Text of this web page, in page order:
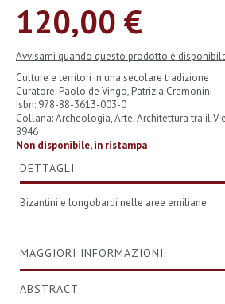
immagini
120,00 €
Avvisami quando questo prodotto è
Culture e territori in una secolare tradizione
Curatore: Paolo de Vingo, Patrizia Cremonini
Isbn: 978-88-3613-003-0
Collana: Archeologia, Arte, Architettura tra il V
8946
Non disponibile, in ristampa
DETTAGLI
Bizantini e longobardi nelle aree emiliane
MAGGIORI INFORMAZIONI
ABSTRACT